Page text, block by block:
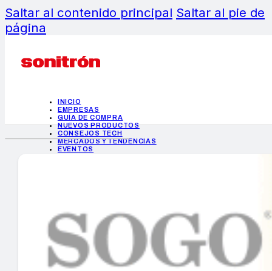
Saltar al contenido principal Saltar al pie de
página
INICIO
EMPRESAS
GUÍA DE COMPRA
NUEVOS PRODUCTOS
CONSEJOS TECH
MERCADOS Y TENDENCIAS
EVENTOS
INICIO
EMPRESAS